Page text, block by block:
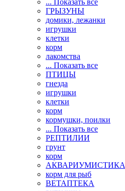
... Показать все
ГРЫЗУНЫ
домики, лежанки
игрушки
клетки
корм
лакомства
... Показать все
ПТИЦЫ
гнезда
игрушки
клетки
корм
кормушки, поилки
... Показать все
РЕПТИЛИИ
грунт
корм
АКВАРИУМИСТИКА
корм для рыб
ВЕТАПТЕКА